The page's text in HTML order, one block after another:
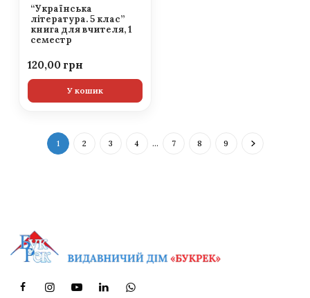
“Українська
література. 5 клас”
книга для вчителя, 1
семестр
120,00
У кошик
1 2 3 4 … 7 8 9